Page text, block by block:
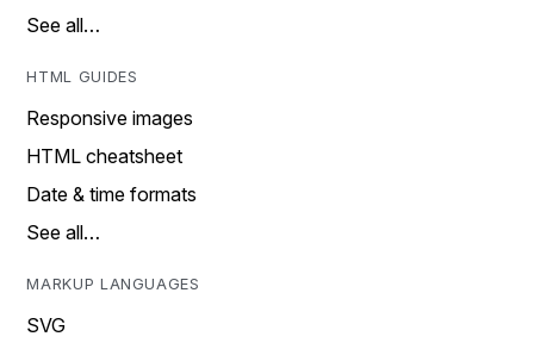
See all…
HTML GUIDES
Responsive images
HTML cheatsheet
Date & time formats
See all…
MARKUP LANGUAGES
SVG